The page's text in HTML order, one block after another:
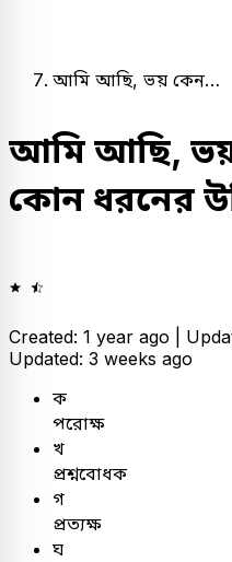
আমি আছি, ভয় কেন…
আমি আছি,
কোন ধরনের
Created: 1 year ago |
Updated: 3 weeks ago
ক
পরোক্ষ
খ
প্রশ্নবোধক
গ
প্রত্যক্ষ
ঘ